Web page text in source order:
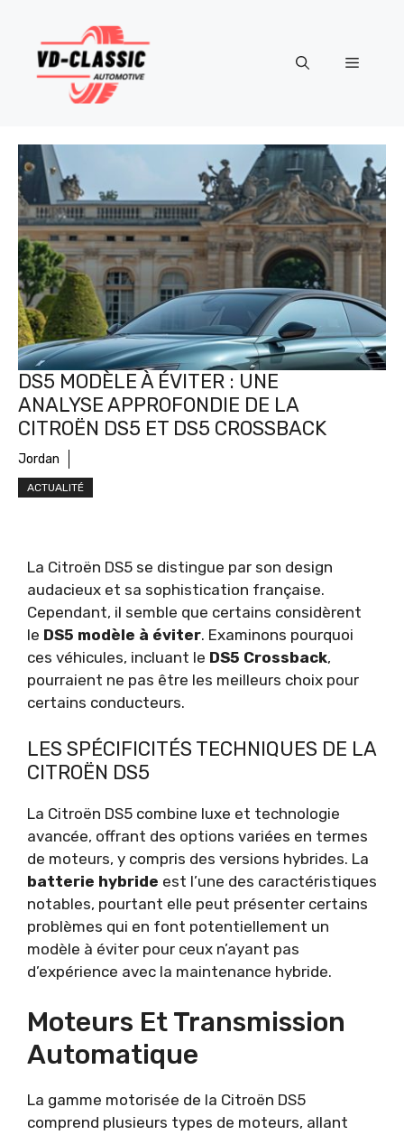
contenu
Menu
DS5 MODÈLE À ÉVITER : UNE
ANALYSE APPROFONDIE DE LA
CITROËN DS5 ET DS5 CROSSBACK
Jordan
ACTUALITÉ
La Citroën DS5 se distingue par son design
audacieux et sa sophistication française.
Cependant, il semble que certains considèrent
le DS5 modèle à éviter. Examinons pourquoi
ces véhicules, incluant le DS5 Crossback,
pourraient ne pas être les meilleurs choix pour
certains conducteurs.
LES SPÉCIFICITÉS TECHNIQUES DE LA
CITROËN DS5
La Citroën DS5 combine luxe et technologie
avancée, offrant des options variées en termes
de moteurs, y compris des versions hybrides. La
batterie hybride est l’une des caractéristiques
notables, pourtant elle peut présenter certains
problèmes qui en font potentiellement un
modèle à éviter pour ceux n’ayant pas
d’expérience avec la maintenance hybride.
Moteurs Et Transmission
Automatique
La gamme motorisée de la Citroën DS5
comprend plusieurs types de moteurs, allant